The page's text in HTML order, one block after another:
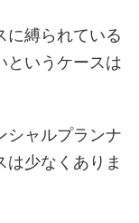
に縛られている
というケースは
シャルプランナ
は少なくありま